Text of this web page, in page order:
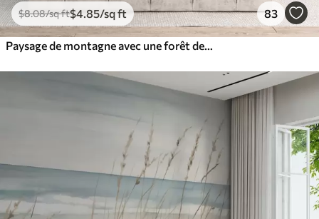
$8.08/sq ft$4 .85/sq ft 83